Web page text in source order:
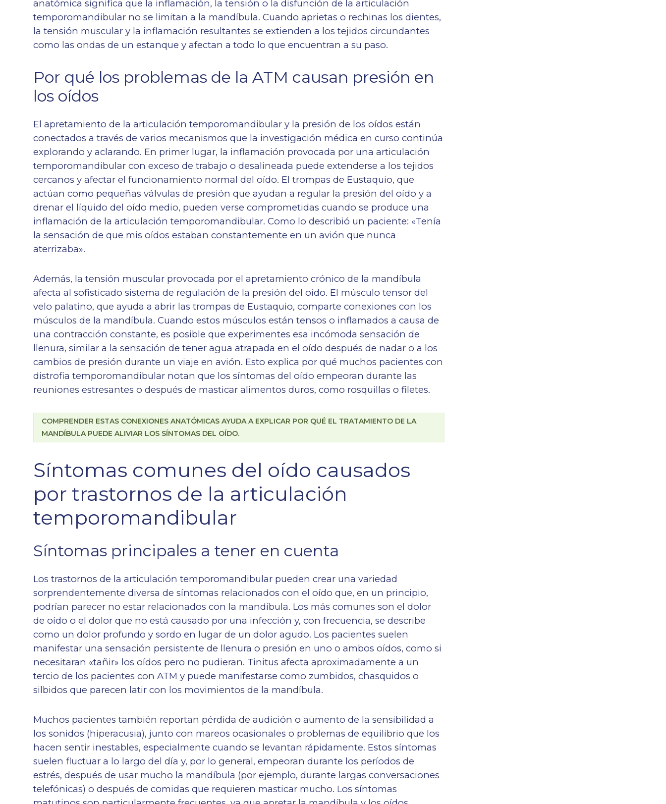
anatómica significa que la inflamación, la tensión o la disfunción de la articulación
temporomandibular no se limitan a la mandíbula. Cuando aprietas o rechinas los dientes,
la tensión muscular y la inflamación resultantes se extienden a los tejidos circundantes
como las ondas de un estanque y afectan a todo lo que encuentran a su paso.
Por qué los problemas de la ATM causan presión en
los oídos
El apretamiento de la articulación temporomandibular y la presión de los oídos están
conectados a través de varios mecanismos que la investigación médica en curso continúa
explorando y aclarando. En primer lugar, la inflamación provocada por una articulación
temporomandibular con exceso de trabajo o desalineada puede extenderse a los tejidos
cercanos y afectar el funcionamiento normal del oído. Eltrompas de Eustaquio, que
actúan como pequeñas válvulas de presión que ayudan a regular la presión del oído y a
drenar el líquido del oído medio, pueden verse comprometidas cuando se produce una
inflamación de la articulación temporomandibular. Como lo describió un paciente: «Tenía
la sensación de que mis oídos estaban constantemente en un avión que nunca
aterrizaba».
Además, la tensión muscular provocada por el apretamiento crónico de la mandíbula
afecta al sofisticado sistema de regulación de la presión del oído. El músculo tensor del
velo palatino, que ayuda a abrir las trompas de Eustaquio, comparte conexiones con los
músculos de la mandíbula. Cuando estos músculos están tensos o inflamados a causa de
una contracción constante, es posible que experimentes esa incómoda sensación de
llenura, similar a la sensación de tener agua atrapada en el oído después de nadar o a los
cambios de presión durante un viaje en avión. Esto explica por qué muchos pacientes con
distrofia temporomandibular notan que los síntomas del oído empeoran durante las
reuniones estresantes o después de masticar alimentos duros, como rosquillas o filetes.
COMPRENDER ESTAS CONEXIONES ANATÓMICAS AYUDA A EXPLICAR POR QUÉ EL TRATAMIENTO DE LA
MANDÍBULA PUEDE ALIVIAR LOS SÍNTOMAS DEL OÍDO.
Síntomas comunes del oído causados
por trastornos de la articulación
temporomandibular
Síntomas principales a tener en cuenta
Los trastornos de la articulación temporomandibular pueden crear una variedad
sorprendentemente diversa de síntomas relacionados con el oído que, en un principio,
podrían parecer no estar relacionados con la mandíbula. Los más comunes son el dolor
de oído o el dolor que no está causado por una infección y, con frecuencia, se describe
como un dolor profundo y sordo en lugar de un dolor agudo. Los pacientes suelen
manifestar una sensación persistente de llenura o presión en uno o ambos oídos, como si
necesitaran «tañir» los oídos pero no pudieran. Tinitus afecta aproximadamente a un
tercio de los pacientes con ATM y puede manifestarse como zumbidos, chasquidos o
silbidos que parecen latir con los movimientos de la mandíbula.
Muchos pacientes también reportan pérdida de audición o aumento de la sensibilidad a
los sonidos (hiperacusia), junto con mareos ocasionales o problemas de equilibrio que los
hacen sentir inestables, especialmente cuando se levantan rápidamente. Estos síntomas
suelen fluctuar a lo largo del día y, por lo general, empeoran durante los períodos de
estrés, después de usar mucho la mandíbula (por ejemplo, durante largas conversaciones
telefónicas) o después de comidas que requieren masticar mucho. Los síntomas